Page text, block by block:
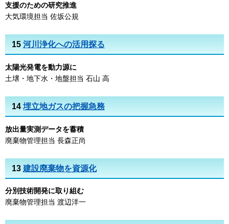
支援のための研究推進
大気環境担当 佐坂公規
15 河川浄化への活用探る
太陽光発電を動力源に
土壌・地下水・地盤担当 石山 高
14 埋立地ガスの把握急務
放出量実測データを蓄積
廃棄物管理担当 長森正尚
13 建設廃棄物を資源化
分別技術開発に取り組む
廃棄物管理担当 渡辺洋一